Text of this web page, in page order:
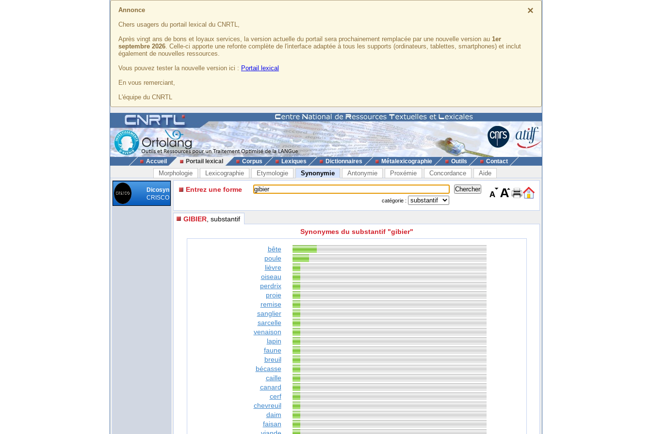
×
Annonce
Chers usagers du portail lexical du CNRTL,
Après vingt ans de bons et loyaux services, la version actuelle du portail sera prochainement remplacée par une nouvelle version au 1er
septembre 2026. Celle-ci apporte une refonte complète de l'interface adaptée à tous les supports (ordinateurs, tablettes, smartphones) et inclut
également de nouvelles ressources.
Vous pouvez tester la nouvelle version ici : Portail lexical
En vous remerciant,
L'équipe du CNRTL
Accueil Portail lexical Corpus Lexiques Dictionnaires Métalexicographie Outils Contact
Morphologie Lexicographie Etymologie Synonymie Antonymie Proxémie Concordance Aide
Dicosyn
CRISCO
Entrez une forme
catégorie :
GIBIER , substantif
Synonymes du substantif "gibier"
bête
poule
lièvre
oiseau
perdrix
proie
remise
sanglier
sarcelle
venaison
lapin
faune
breuil
bécasse
caille
canard
cerf
chevreuil
daim
faisan